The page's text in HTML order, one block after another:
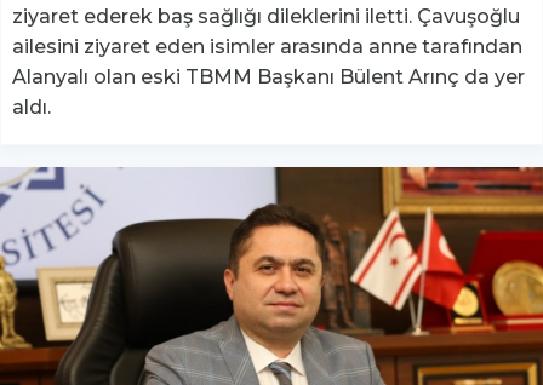
ziyaret ederek baş sağlığı dileklerini iletti. Çavuşoğlu
ailesini ziyaret eden isimler arasında anne tarafından
Alanyalı olan eski TBMM Başkanı Bülent Arınç da yer
aldı.